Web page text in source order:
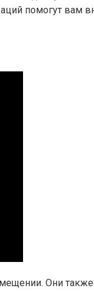
помогут вам
Они